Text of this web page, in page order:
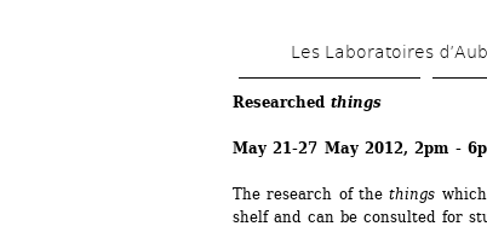
Les Laboratoires
Researched things
May 21-27 May 2012, 2pm -
The research of the things
shelf and can be consulted for